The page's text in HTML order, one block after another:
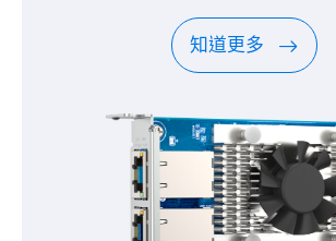
知道更多